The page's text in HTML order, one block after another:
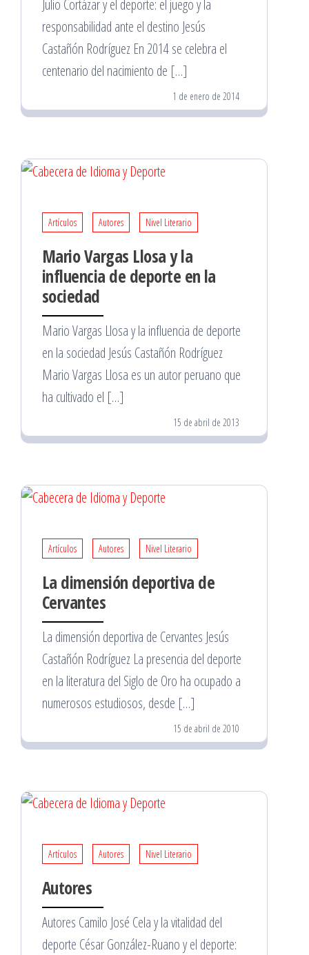
Julio Cortázar y el deporte: el juego y la
responsabilidad ante el destino Jesús
Castañón Rodríguez En 2014 se celebra el
centenario del nacimiento de […]
1 de enero de 2014
Artículos Autores Nivel Literario
Mario Vargas Llosa y la
influencia de deporte en la
sociedad
Mario Vargas Llosa y la influencia de deporte
en la sociedad Jesús Castañón Rodríguez
Mario Vargas Llosa es un autor peruano que
ha cultivado el […]
15 de abril de 2013
Artículos Autores Nivel Literario
La dimensión deportiva de
Cervantes
La dimensión deportiva de Cervantes Jesús
Castañón Rodríguez La presencia del deporte
en la literatura del Siglo de Oro ha ocupado a
numerosos estudiosos, desde […]
15 de abril de 2010
Artículos Autores Nivel Literario
Autores
Autores Camilo José Cela y la vitalidad del
deporte César González-Ruano y el deporte: